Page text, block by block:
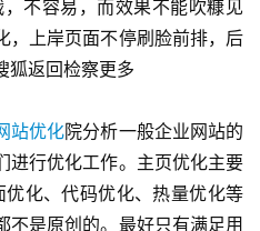
，上岸页面不停刷脸前排，后
狐返回检察更多
站优化院分析一般企业网站的
进行优化工作。主页优化主要
化、代码优化、热量优化等
不是原创的。最好只有满足用